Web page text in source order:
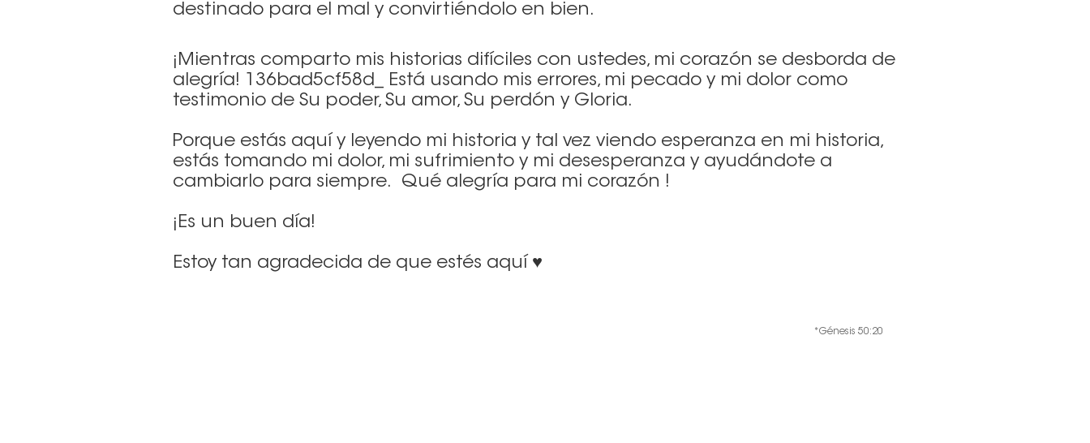
destinado para el mal y convirtiéndolo en bien.
¡Mientras comparto mis historias difíciles con ustedes, mi corazón se desborda de
alegría! 136bad5cf58d_ Está usando mis errores, mi pecado y mi dolor como
testimonio de Su poder, Su amor, Su perdón y Gloria.
Porque estás aquí y leyendo mi historia y tal vez viendo esperanza en mi historia,
estás tomando mi dolor, mi sufrimiento y mi desesperanza y ayudándote a
cambiarlo para siempre. Qué alegría para mi corazón !
¡Es un buen día!
Estoy tan agradecida de que estés aquí ♥
*Génesis 50:20